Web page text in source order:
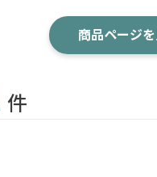
商品ページ
件